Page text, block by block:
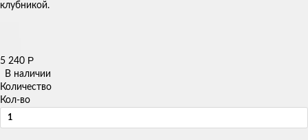
клубникой.
5 240 Р
В наличии
Количество
Кол-во